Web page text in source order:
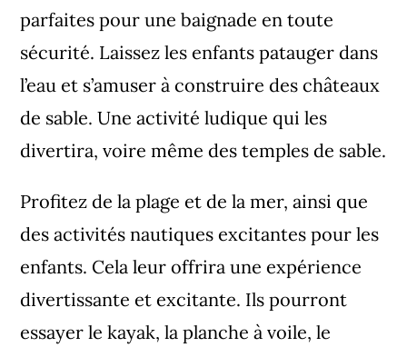
parfaites pour une baignade en toute
sécurité. Laissez les enfants patauger dans
l’eau et s’amuser à construire des châteaux
de sable. Une activité ludique qui les
divertira, voire même des temples de sable.
Profitez de la plage et de la mer, ainsi que
des activités nautiques excitantes pour les
enfants. Cela leur offrira une expérience
divertissante et excitante. Ils pourront
essayer le kayak, la planche à voile, le